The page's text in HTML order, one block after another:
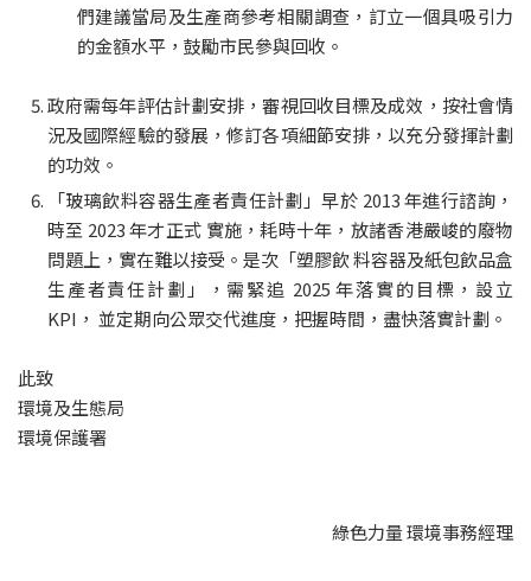
們建議當局及生產商參考相關調查，訂立一個具吸引力
的金額水平，鼓勵市民參與回收。
政府需每年評估計劃安排，審視回收目標及成效，按社會情
況及國際經驗的發展，修訂各項細節安排，以充分發揮計劃
的功效。
「玻璃飲料容器生產者責任計劃」早於 2013 年進行諮詢，
時至 2023 年才正式 實施，耗時十年，放諸香港嚴峻的廢物
問題上，實在難以接受。是次「塑膠飲 料容器及紙包飲品盒
生產者責任計劃」，需緊追 2025 年落實的目標，設立
KPI， 並定期向公眾交代進度，把握時間，盡快落實計劃。
此致
環境及生態局
環境保護署
綠色力量 環境事務經理